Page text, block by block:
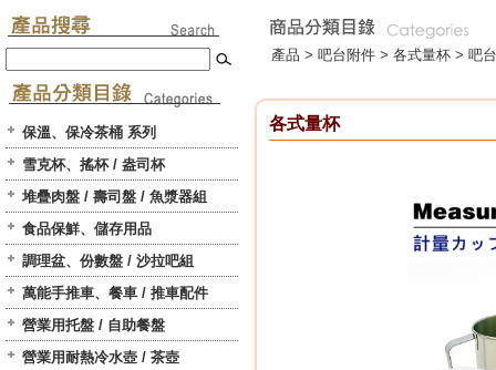
保溫、保冷茶桶 系列
雪克杯、搖杯 / 盎司杯
堆疊肉盤 / 壽司盤 / 魚漿器組
食品保鮮、儲存用品
調理盆、份數盤 / 沙拉吧組
萬能手推車、餐車 / 推車配件
營業用托盤 / 自助餐盤
營業用耐熱冷水壺 / 茶壺
產品 > 吧台附件 > 各式量杯 > 吧
各式量杯